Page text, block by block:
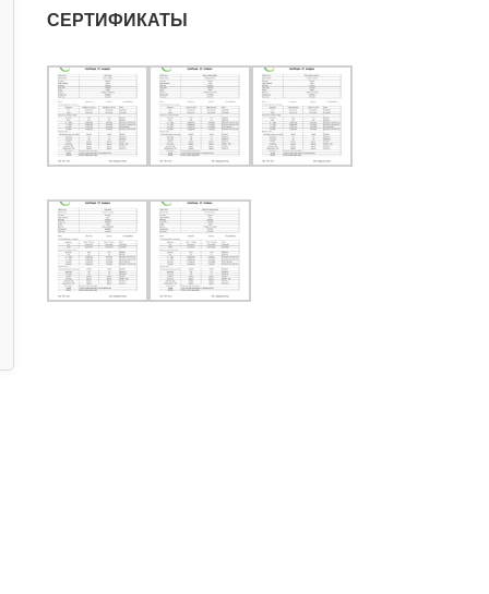
СЕРТИФИКАТЫ